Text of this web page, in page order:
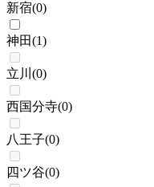
新宿(0)
神田(1)
立川 (0)
西国分寺(0)
八王子(0)
四ツ谷(0)